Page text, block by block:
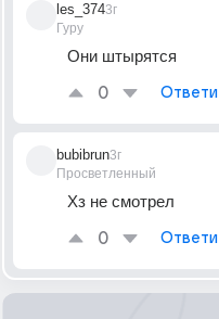
les_374
Гуру
3г
Они штырятся
0
bubibrun
Просветленный
3г
Хз не смотрел
0